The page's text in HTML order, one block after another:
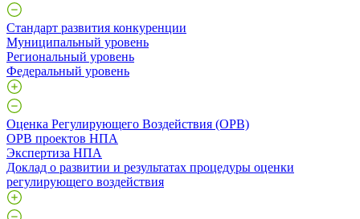
Стандарт развития конкуренции
Муниципальный уровень
Региональный уровень
Федеральный уровень
Оценка Регулирующего Воздействия (ОРВ)
ОРВ проектов НПА
Экспертиза НПА
Доклад о развитии и результатах процедуры оценки
регулирующего воздействия